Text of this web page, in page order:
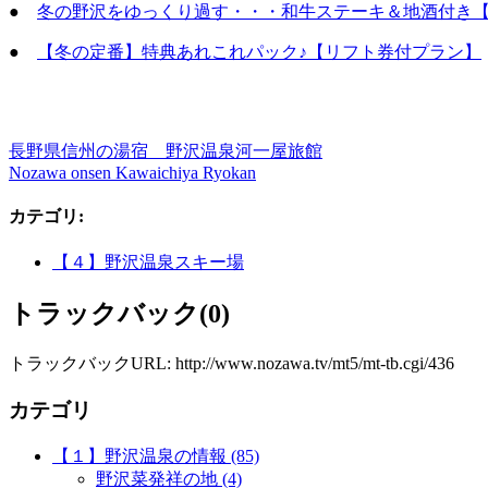
● 冬の野沢をゆっくり過す・・・和牛ステーキ＆地酒付き
● 【冬の定番】特典あれこれパック♪【リフト券付プラン】
長野県信州の湯宿 野沢温泉河一屋旅館
Nozawa onsen Kawaichiya Ryokan
カテゴリ :
【４】野沢温泉スキー場
トラックバック(0)
トラックバックURL: http://www.nozawa.tv/mt5/mt-tb.cgi/436
カテゴリ
【１】野沢温泉の情報 (85)
野沢菜発祥の地 (4)